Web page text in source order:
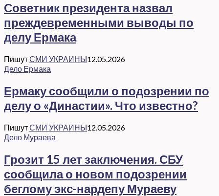
Советник президента назвал
преждевременными выводы по
делу Ермака
ПишутСМИ УКРАИНЫ12.05.2026
Дело Ермака
Ермаку сообщили о подозрении по
делу о «Династии». Что известно?
ПишутСМИ УКРАИНЫ12.05.2026
Дело Мураева
Грозит 15 лет заключения. СБУ
сообщила о новом подозрении
беглому экс-нардепу Мураеву